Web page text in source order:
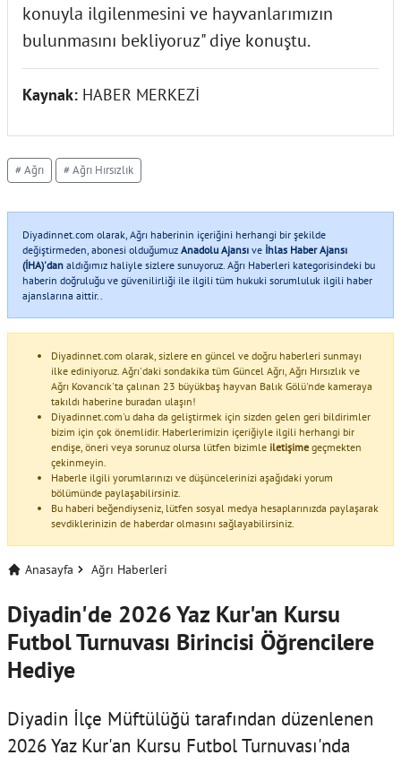
konuyla ilgilenmesini ve hayvanlarımızın
bulunmasını bekliyoruz" diye konuştu.
Kaynak: HABER MERKEZİ
# Ağrı # Ağrı Hırsızlık
Diyadinnet.com olarak, Ağrı haberinin içeriğini herhangi bir şekilde
değiştirmeden, abonesi olduğumuz Anadolu Ajansı ve İhlas Haber Ajansı
(İHA)'dan aldığımız haliyle sizlere sunuyoruz. Ağrı Haberleri kategorisindeki bu
haberin doğruluğu ve güvenilirliği ile ilgili tüm hukuki sorumluluk ilgili haber
ajanslarına aittir..
Diyadinnet.com olarak, sizlere en güncel ve doğru haberleri sunmayı
ilke ediniyoruz. Ağrı'daki sondakika tüm Güncel Ağrı, Ağrı Hırsızlık ve
Ağrı Kovancık'ta çalınan 23 büyükbaş hayvan Balık Gölü'nde kameraya
takıldı haberine buradan ulaşın!
Diyadinnet.com'u daha da geliştirmek için sizden gelen geri bildirimler
bizim için çok önemlidir. Haberlerimizin içeriğiyle ilgili herhangi bir
endişe, öneri veya sorunuz olursa lütfen bizimle iletişime geçmekten
çekinmeyin.
Haberle ilgili yorumlarınızı ve düşüncelerinizi aşağıdaki yorum
bölümünde paylaşabilirsiniz.
Bu haberi beğendiyseniz, lütfen sosyal medya hesaplarınızda paylaşarak
sevdiklerinizin de haberdar olmasını sağlayabilirsiniz.
Anasayfa Ağrı Haberleri
Diyadin'de 2026 Yaz Kur'an Kursu
Futbol Turnuvası Birincisi Öğrencilere
Hediye
Diyadin İlçe Müftülüğü tarafından düzenlenen
2026 Yaz Kur'an Kursu Futbol Turnuvası'nda